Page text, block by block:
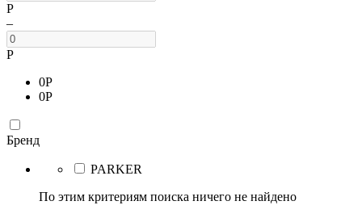
Р
–
Р
0Р
0Р
Бренд
PARKER
По этим критериям поиска ничего не найдено